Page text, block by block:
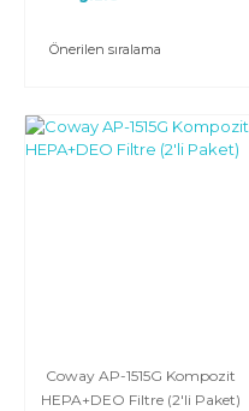
Coway AP-1515G Kompozit
HEPA+DEO Filtre (2'li Paket)